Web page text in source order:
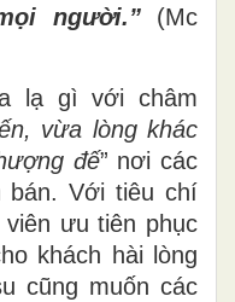
người.” (Mc
lạ gì với châm
vừa lòng khác
đế” nơi các
bán. Với tiêu chí
ưu tiên phục
khách hài lòng
cũng muốn các